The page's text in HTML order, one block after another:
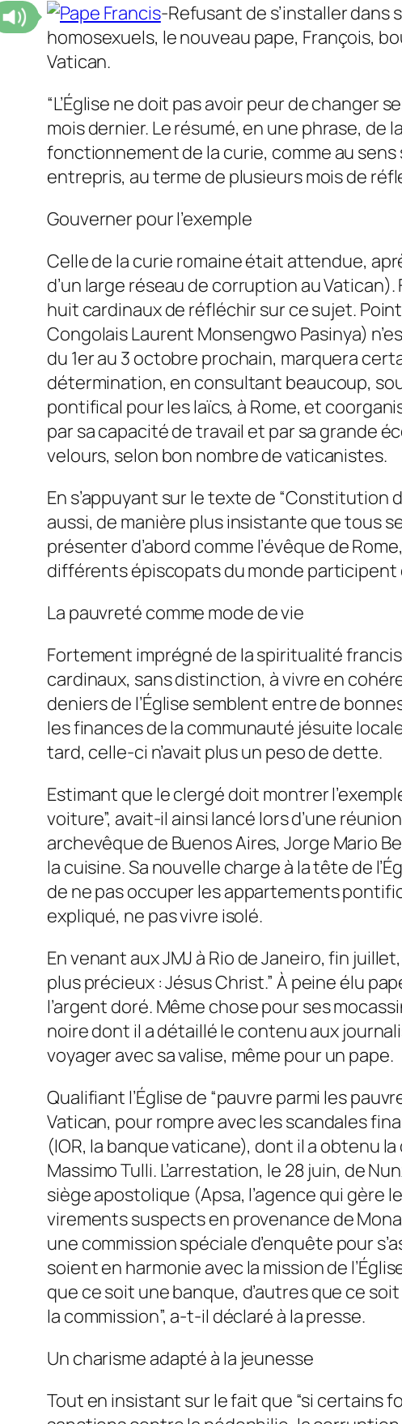
-Refusant de s’installer
homosexuels, le nouveau pape, François,
Vatican.
“L’Église ne doit pas avoir peur de changer
mois dernier. Le résumé, en une phrase,
fonctionnement de la curie, comme au
entrepris, au terme de plusieurs mois de
Gouverner pour l’exemple
Celle de la curie romaine était attendue,
d’un large réseau de corruption au
huit cardinaux de réfléchir sur ce sujet.
Congolais Laurent Monsengwo Pasinya)
du 1er au 3 octobre prochain, marquera
détermination, en consultant beaucoup,
pontifical pour les laïcs, à Rome, et
par sa capacité de travail et par sa grande
velours, selon bon nombre de vaticanistes.
En s’appuyant sur le texte de “Constitution
aussi, de manière plus insistante que tous
présenter d’abord comme l’évêque de
différents épiscopats du monde participent
La pauvreté comme mode de vie
Fortement imprégné de la spiritualité
cardinaux, sans distinction, à vivre en
deniers de l’Église semblent entre de
les finances de la communauté jésuite
tard, celle-ci n’avait plus un peso de dette.
Estimant que le clergé doit montrer
voiture”, avait-il ainsi lancé lors d’une
archevêque de Buenos Aires, Jorge Mario
la cuisine. Sa nouvelle charge à la tête de
de ne pas occuper les appartements
expliqué, ne pas vivre isolé.
En venant aux JMJ à Rio de Janeiro, fin
plus précieux : Jésus Christ.” À peine élu
l’argent doré. Même chose pour ses
noire dont il a détaillé le contenu aux
voyager avec sa valise, même pour un pape.
Qualifiant l’Église de “pauvre parmi les
Vatican, pour rompre avec les scandales
(IOR, la banque vaticane), dont il a obtenu
Massimo Tulli. L’arrestation, le 28 juin, de
siège apostolique (Apsa, l’agence qui gère
virements suspects en provenance de
une commission spéciale d’enquête pour
soient en harmonie avec la mission de
que ce soit une banque, d’autres que ce
la commission”, a-t-il déclaré à la presse.
Un charisme adapté à la jeunesse
Tout en insistant sur le fait que “si certains